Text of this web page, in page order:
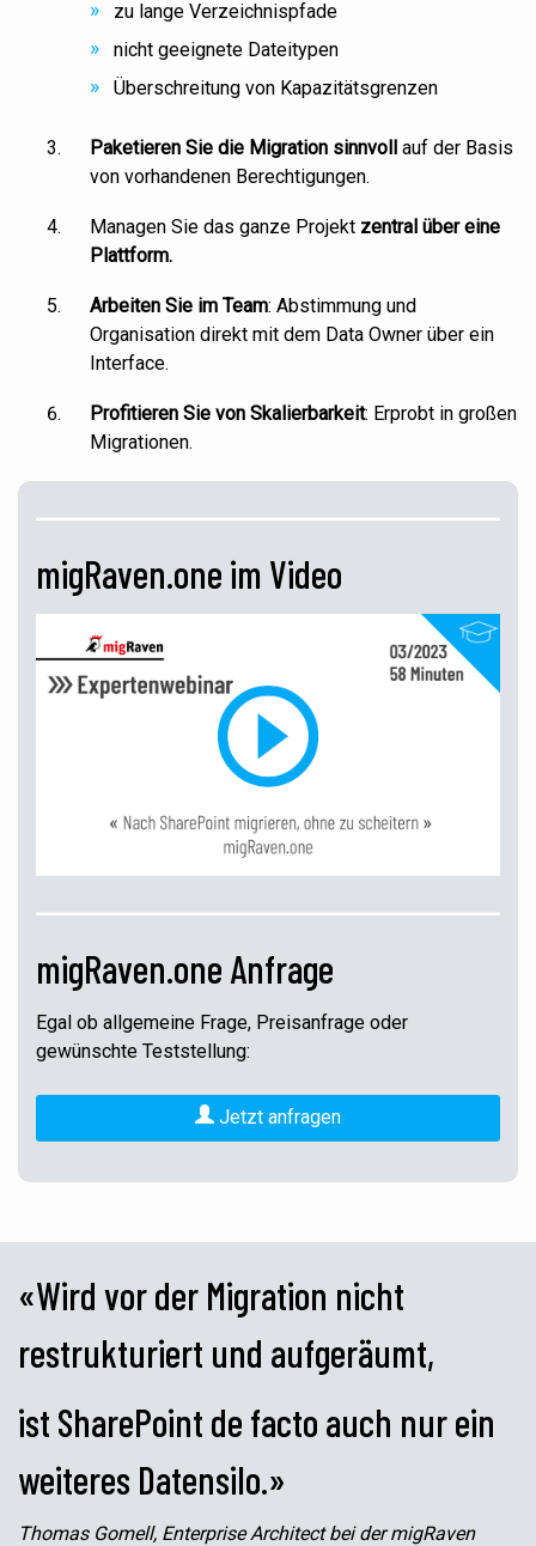
zu lange Verzeichnispfade
nicht geeignete Dateitypen
Überschreitung von Kapazitätsgrenzen
Paketieren Sie die Migration sinnvoll auf der Basis
von vorhandenen Berechtigungen.
Managen Sie das ganze Projekt zentral über eine
Plattform.
Arbeiten Sie im Team: Abstimmung und
Organisation direkt mit dem Data Owner über ein
Interface.
Profitieren Sie von Skalierbarkeit: Erprobt in großen
Migrationen.
migRaven.one im Video
migRaven.one Anfrage
Egal ob allgemeine Frage, Preisanfrage oder
gewünschte Teststellung:
Jetzt anfragen
«Wird vor der Migration nicht
restrukturiert und aufgeräumt,
ist SharePoint de facto auch nur ein
weiteres Datensilo.»
Thomas Gomell, Enterprise Architectbei dermigRaven